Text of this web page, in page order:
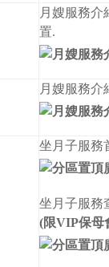
月嫂服務介
置.
月嫂服務介
坐月子服務
坐月子服務
(限VIP保母